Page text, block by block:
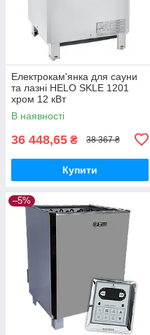
Електрокам'янка для сауни
та лазні HELO SKLE 1201
хром 12 кВт
В наявності
36 448,65 ₴ 38 367 ₴
Купити
–5%